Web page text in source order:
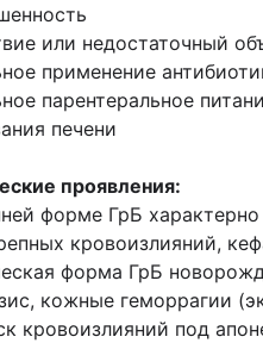
или недостаточный
применение
парентеральное
печени
проявления:
форме ГрБ
кровоизлияний,
форма ГрБ
кожные геморрагии
кровоизлияний под